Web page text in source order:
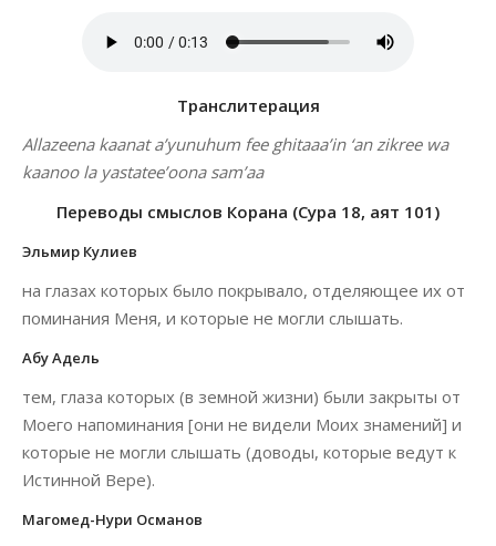
Транслитерация
Allazeena kaanat a’yunuhum fee ghitaaa’in ‘an zikree wa
kaanoo la yastatee’oona sam’aa
Переводы смыслов Корана (Сура 18, аят 101)
Эльмир Кулиев
на глазах которых было покрывало, отделяющее их от
поминания Меня, и которые не могли слышать.
Абу Адель
тем, глаза которых (в земной жизни) были закрыты от
Моего напоминания [они не видели Моих знамений] и
которые не могли слышать (доводы, которые ведут к
Истинной Вере).
Магомед-Нури Османов